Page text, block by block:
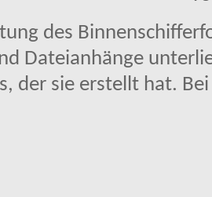
des
Dateianhänge
der sie erstellt hat.